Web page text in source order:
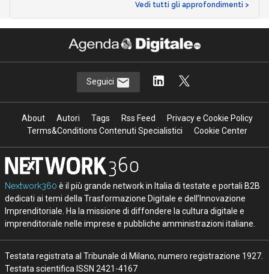
Vedi tutti gli approfondimenti >
Seguici
About Autori Tags Rss Feed
Privacy e Cookie Policy
Terms&Conditions Contenuti Specialistici
Cookie Center
Nextwork360 è il più grande network in Italia di testate e portali B2B
dedicati ai temi della Trasformazione Digitale e dell’Innovazione
Imprenditoriale. Ha la missione di diffondere la cultura digitale e
imprenditoriale nelle imprese e pubbliche amministrazioni italiane.
Testata registrata al Tribunale di Milano, numero registrazione 1927.
Testata scientifica ISSN 2421-4167